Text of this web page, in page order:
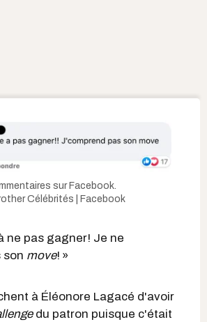
sur Facebook.
Célébrités | Facebook
ne pas gagner! Je ne
son move! »
à Éléonore Lagacé d'avoir
du patron puisque c'était